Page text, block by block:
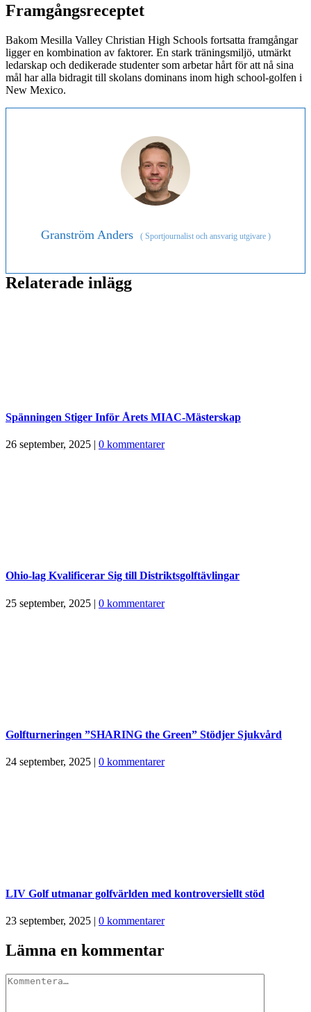
Framgångsreceptet
Bakom Mesilla Valley Christian High Schools fortsatta framgångar
ligger en kombination av faktorer. En stark träningsmiljö, utmärkt
ledarskap och dedikerade studenter som arbetar hårt för att nå sina
mål har alla bidragit till skolans dominans inom high school-golfen i
New Mexico.
Granström Anders (Sportjournalist och ansvarig utgivare )
Relaterade inlägg
Spänningen Stiger Inför Årets MIAC-Mästerskap
26 september, 2025 | 0 kommentarer
Ohio-lag Kvalificerar Sig till Distriktsgolftävlingar
25 september, 2025 | 0 kommentarer
Golfturneringen ”SHARING the Green” Stödjer Sjukvård
24 september, 2025 | 0 kommentarer
LIV Golf utmanar golfvärlden med kontroversiellt stöd
23 september, 2025 | 0 kommentarer
Lämna en kommentar
Kommentar